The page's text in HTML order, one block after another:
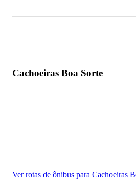
Cachoeiras Boa Sorte
Ver rotas de ônibus para Cachoeiras